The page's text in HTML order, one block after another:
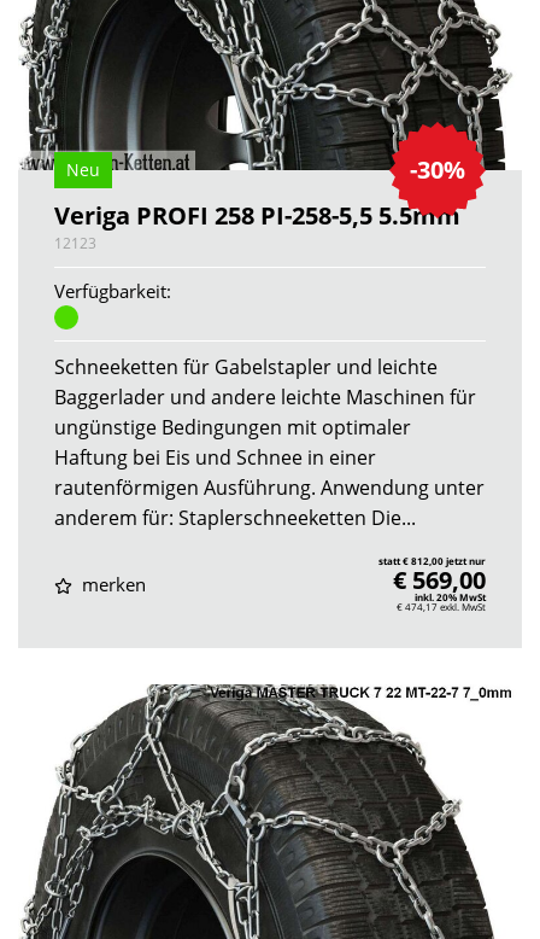
-30%
Neu
Veriga PROFI 258 PI-258-5,5 5.5mm
12123
Verfügbarkeit:
Schneeketten für Gabelstapler und leichte
Baggerlader und andere leichte Maschinen für
ungünstige Bedingungen mit optimaler
Haftung bei Eis und Schnee in einer
rautenförmigen Ausführung. Anwendung unter
anderem für: Staplerschneeketten Die...
merken
statt € 812,00 jetzt nur
€ 569,00
inkl. 20% MwSt
€ 474,17exkl. MwSt